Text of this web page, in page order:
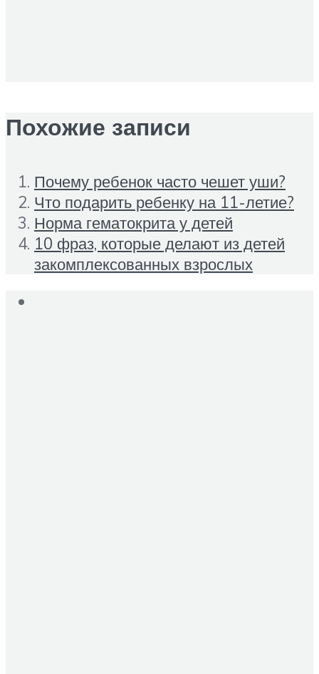
Похожие записи
Почему ребенок часто чешет уши?
Что подарить ребенку на 11-летие?
Норма гематокрита у детей
10 фраз, которые делают из детей
закомплексованных взрослых